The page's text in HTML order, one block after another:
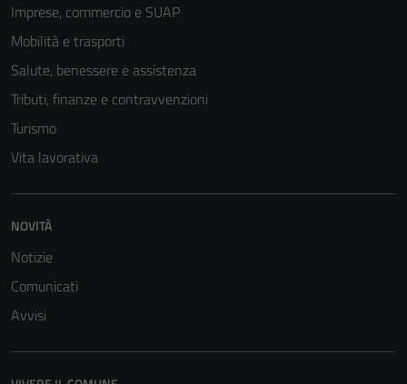
Imprese, commercio e SUAP
Mobilità e trasporti
Salute, benessere e assistenza
Tributi, finanze e contravvenzioni
Turismo
Vita lavorativa
NOVITÀ
Notizie
Comunicati
Avvisi